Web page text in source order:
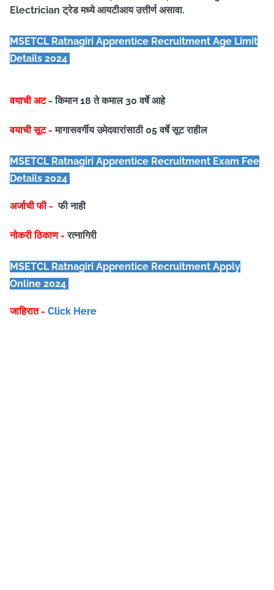
Electrician ट्रेड मध्ये आयटीआय उत्तीर्ण असावा.
MSETCL Ratnagiri Apprentice Recruitment Age Limit
Details 2024
वयाची अट - किमान 18 ते कमाल 30 वर्षे आहे
वयाची सूट - मागासवर्गीय उमेदवारांसाठी 05 वर्षे सूट राहील
MSETCL Ratnagiri Apprentice Recruitment Exam Fee
Details 2024
अर्जाची फी - फी नाही
नोकरी ठिकाण - रत्नागिरी
MSETCL Ratnagiri Apprentice Recruitment Apply
Online 2024
जाहिरात - Click Here